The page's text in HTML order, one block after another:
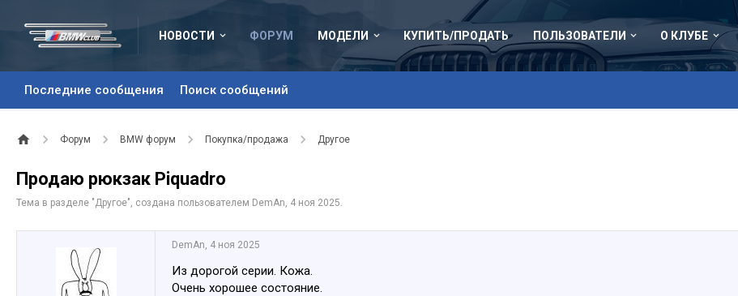
НОВОСТИ ФОРУМ
Последние сообщения Поиск сообщений
МОДЕЛИ КУПИТЬ/ПРОДАТЬ ПОЛЬЗОВАТЕЛИ О КЛУБЕ
Форум BMW форум Покупка/продажа Другое
Продаю рюкзак Piquadro
Тема в разделе "Другое", создана пользователем DemAn, 4 ноя 2025.
DemAn, 4 ноя 2025
Из дорогой серии. Кожа.
Очень хорошее состояние.